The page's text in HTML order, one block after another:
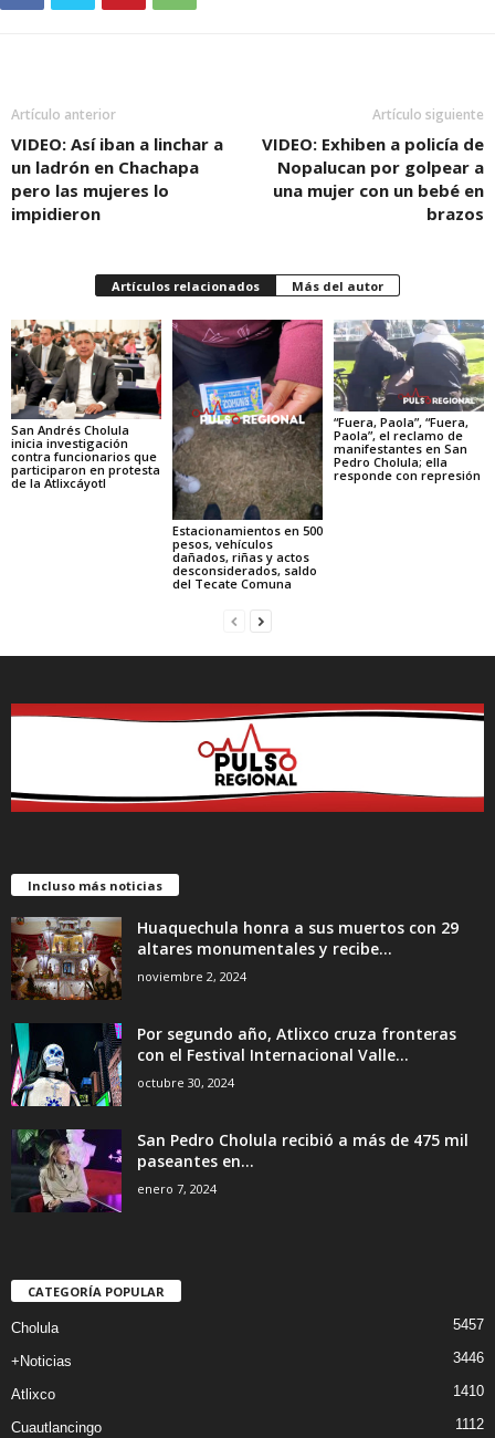
Artículo anterior
VIDEO: Así iban a linchar a
un ladrón en Chachapa
pero las mujeres lo
impidieron
Artículo siguiente
VIDEO: Exhiben a policía de
Nopalucan por golpear a
una mujer con un bebé en
brazos
Artículos relacionados Más del autor
San Andrés Cholula
inicia investigación
contra funcionarios que
participaron en protesta
de la Atlixcáyotl
Estacionamientos en 500
pesos, vehículos
dañados, riñas y actos
desconsiderados, saldo
del Tecate Comuna
“Fuera, Paola”, “Fuera,
Paola”, el reclamo de
manifestantes en San
Pedro Cholula; ella
responde con represión
Incluso más noticias
Huaquechula honra a sus muertos con 29
altares monumentales y recibe...
noviembre 2, 2024
Por segundo año, Atlixco cruza fronteras
con el Festival Internacional Valle...
octubre 30, 2024
San Pedro Cholula recibió a más de 475 mil
paseantes en...
enero 7, 2024
CATEGORÍA POPULAR
Cholula 5457
+Noticias 3446
Atlixco 1410
Cuautlancingo 1112